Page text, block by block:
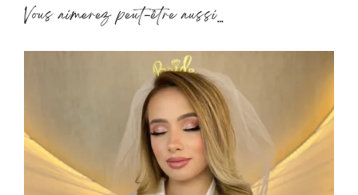
Vous aimerez peut-être aussi…